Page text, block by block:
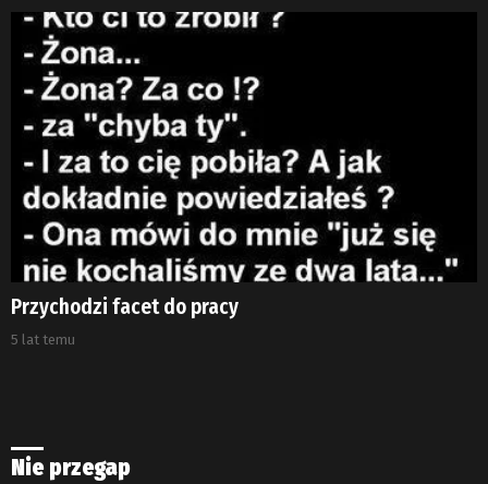
Przychodzi facet do pracy
5 lat temu
Nie przegap